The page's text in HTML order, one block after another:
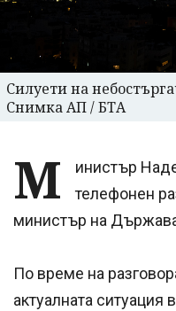
Силуети на
Снимка АП / БТА
М
инистър
телефонен
министър на
По време на
актуалната ситуация